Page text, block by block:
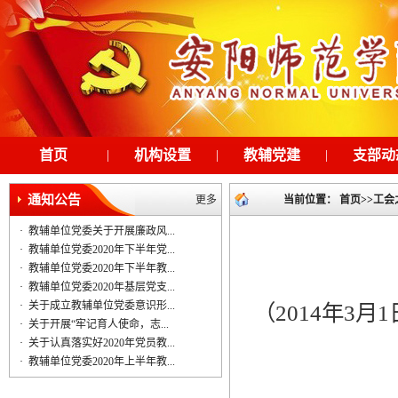
首页 | 机构设置 | 教辅党建 | 支部
更多
通知公告
· 教辅单位党委关于开展廉政风...
· 教辅单位党委2020年下半年党...
· 教辅单位党委2020年下半年教...
· 教辅单位党委2020年基层党支...
· 关于成立教辅单位党委意识形...
· 关于开展“牢记育人使命，志...
· 关于认真落实好2020年党员教...
· 教辅单位党委2020年上半年教...
当前位置： 首页>>工会
（2014年3月 1